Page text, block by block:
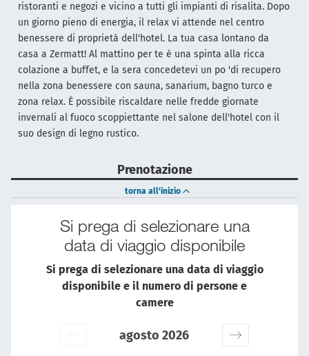
ristoranti e negozi e vicino a tutti gli impianti di risalita. Dopo
un giorno pieno di energia, il relax vi attende nel centro
benessere di proprietà dell'hotel. La tua casa lontano da
casa a Zermatt! Al mattino per te è una spinta alla ricca
colazione a buffet, e la sera concedetevi un po 'di recupero
nella zona benessere con sauna, sanarium, bagno turco e
zona relax. È possibile riscaldare nelle fredde giornate
invernali al fuoco scoppiettante nel salone dell'hotel con il
suo design di legno rustico.
Prenotazione
torna all'inizio
Si prega di selezionare una
data di viaggio disponibile
Si prega di selezionare una data di viaggio
disponibile e il numero di persone e
camere
agosto 2026